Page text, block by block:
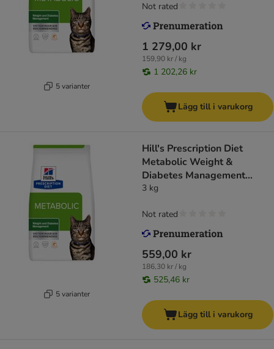
5 varianter
1 279,00 kr
159,90 kr / kg
1 202,26 kr
Not rated
Lägg till i varukorg
5 varianter
Hill's Prescription Diet
Metabolic Weight &
Diabetes Management
Salmon
3 kg
559,00 kr
186,30 kr / kg
525,46 kr
Not rated
Lägg till i varukorg